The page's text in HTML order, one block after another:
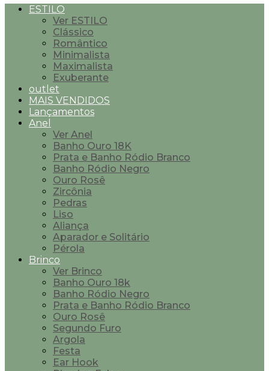
ESTILO
Ver ESTILO
Clássico
Romântico
Minimalista
Maximalista
Exuberante
outlet
MAIS VENDIDOS
Lançamentos
Anel
Ver Anel
Banho Ouro 18K
Prata e Banho Ródio Branco
Banho Ródio Negro
Ouro Rosê
Zircônia
Pedras
Liso
Aliança
Aparador e Solitário
Pérola
Brinco
Ver Brinco
Banho Ouro 18k
Banho Ródio Negro
Prata e Banho Ródio Branco
Ouro Rosê
Segundo Furo
Argola
Festa
Ear Hook